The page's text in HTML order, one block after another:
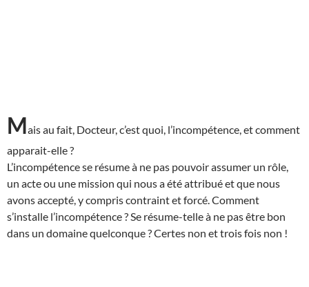
Mais au fait, Docteur, c’est quoi, l’incompétence, et comment
apparait-elle ?
L’incompétence se résume à ne pas pouvoir assumer un rôle,
un acte ou une mission qui nous a été attribué et que nous
avons accepté, y compris contraint et forcé. Comment
s’installe l’incompétence ? Se résume-telle à ne pas être bon
dans un domaine quelconque ? Certes non et trois fois non !